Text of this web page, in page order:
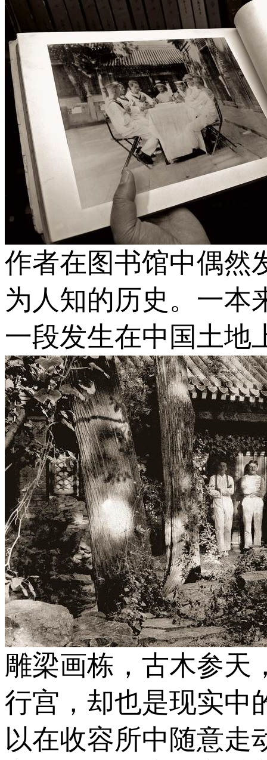
作者在图书馆中偶然
为人知的历史。一本
一段发生在中国土地
雕梁画栋，古木参天
行宫，却也是现实中
以在收容所中随意走